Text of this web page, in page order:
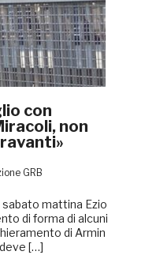
con
non
GRB
mattina Ezio
di forma di alcuni
di Armin
[…]